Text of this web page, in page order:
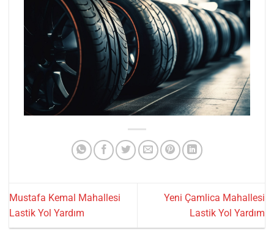
Mustafa Kemal Mahallesi
Lastik Yol Yardım
Yeni Çamlica Mahallesi
Lastik Yol Yardım